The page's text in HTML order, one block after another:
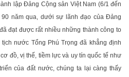
lập Đảng Cộng sản Việt Nam (6/1 đến
năm qua, dưới sự lãnh đạo của Đảng
đạt được rất nhiều những thành công to
nước Tổng Phú Trọng đã khẳng định
đồ, vị thế, tiềm lực và uy tín quốc tế như
của đất nước, chúng ta lại càng thấy